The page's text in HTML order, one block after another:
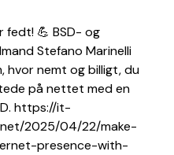
fedt! 💪 BSD- og
Stefano Marinelli
hvor nemt og billigt, du
på nettet med en
https://it-
2025/04/22/make-
presence-with-